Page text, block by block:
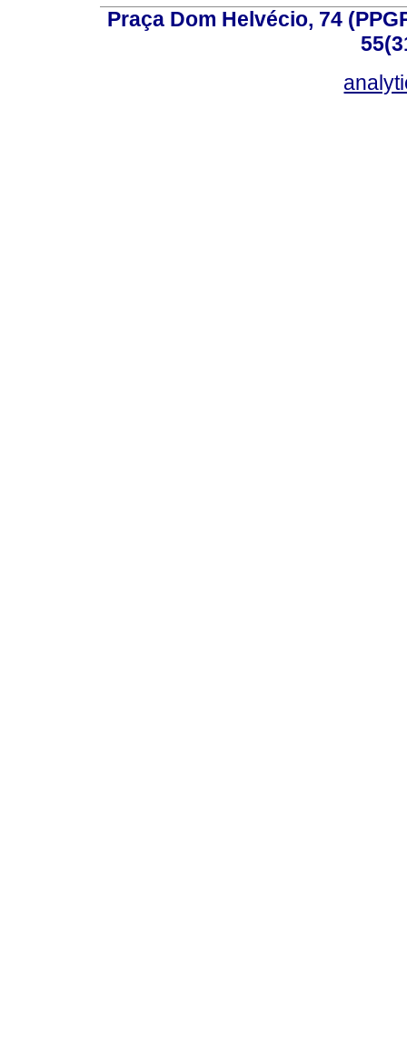
Praça Dom Helvécio, 74